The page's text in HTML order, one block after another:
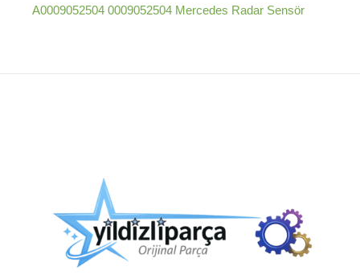
A0009052504 0009052504 Mercedes Radar Sensör